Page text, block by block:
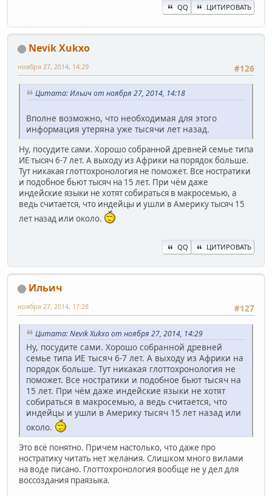
QQ ЦИТИРОВАТЬ
Nevik Xukxo
#126
ноября 27, 2014, 14:29
Цитата: Ильич от ноября 27, 2014, 14:18
Вполне возможно, что необходимая для этого
информация утеряна уже тысячи лет назад.
Ну, посудите сами. Хорошо собранной древней семье типа
ИЕ тысяч 6-7 лет. А выходу из Африки на порядок больше.
Тут никакая глоттохронология не поможет. Все ностратики
и подобное бьют тысяч на 15 лет. При чём даже
индейские языки не хотят собираться в макросемью, а
ведь считается, что индейцы и ушли в Америку тысяч 15
лет назад или около.
QQ ЦИТИРОВАТЬ
Ильич
#127
ноября 27, 2014, 17:28
Цитата: Nevik Xukxo от ноября 27, 2014, 14:29
Ну, посудите сами. Хорошо собранной древней
семье типа ИЕ тысяч 6-7 лет. А выходу из Африки на
порядок больше. Тут никакая глоттохронология не
поможет. Все ностратики и подобное бьют тысяч на
15 лет. При чём даже индейские языки не хотят
собираться в макросемью, а ведь считается, что
индейцы и ушли в Америку тысяч 15 лет назад или
около.
Это всё понятно. Причем настолько, что даже про
ностратику читать нет желания. Слишком много вилами
на воде писано. Глоттохронология вообще не у дел для
воссоздания праязыка.